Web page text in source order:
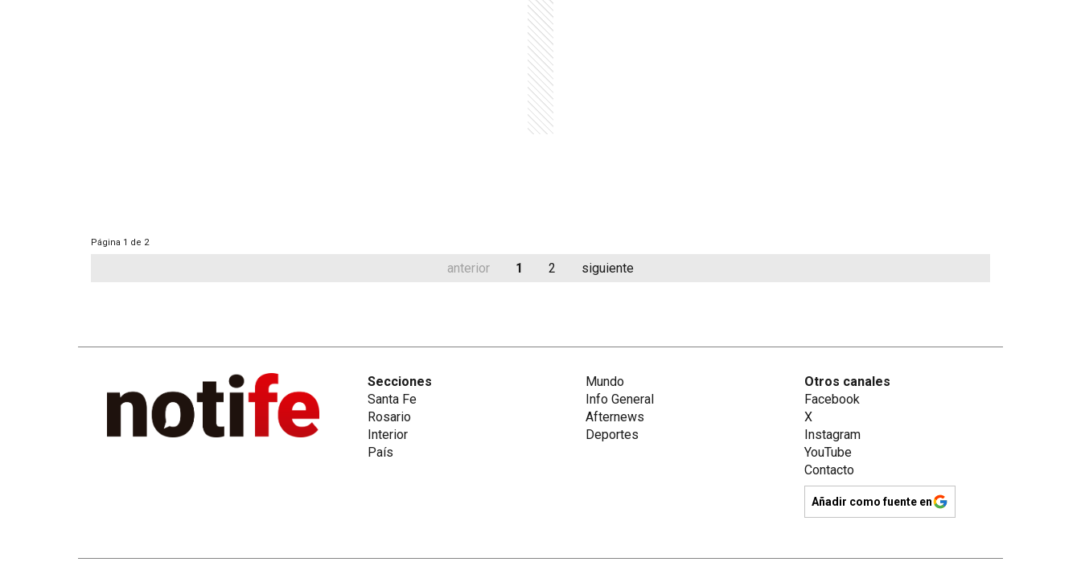
Página 1 de 2
anterior 1 2 siguiente
Secciones
Santa Fe
Rosario
Interior
País
Mundo
Info General
Afternews
Deportes
Otros canales
Facebook
X
Instagram
YouTube
Contacto
Añadir como fuente en